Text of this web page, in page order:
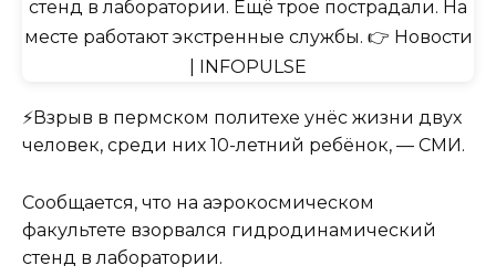
⚡️Взрыв в пермском политехе унёс жизни двух
человек, среди них 10-летний ребёнок, — СМИ.
Сообщается, что на аэрокосмическом
факультете взорвался гидродинамический
стенд в лаборатории.